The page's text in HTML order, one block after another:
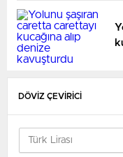
DÖVİZ ÇEVİRİCİ